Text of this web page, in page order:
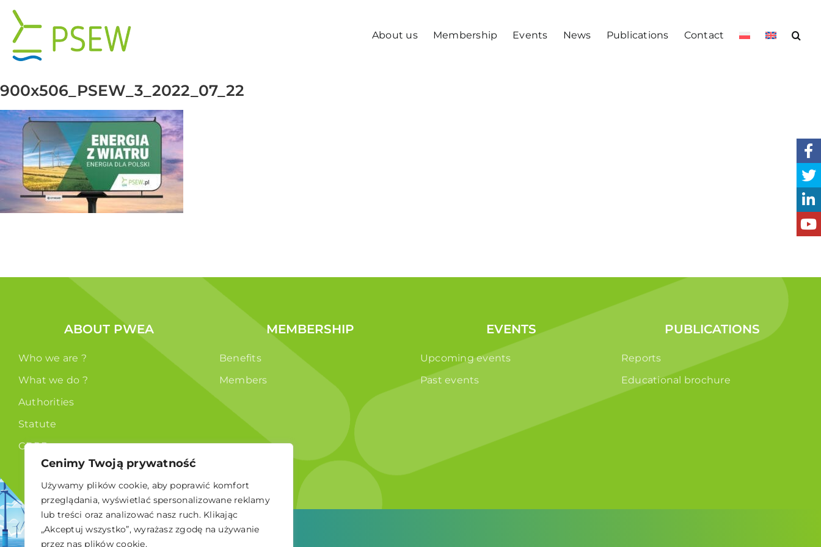
Cenimy Twoją prywatność
Używamy plików cookie, aby poprawić komfort
przeglądania, wyświetlać spersonalizowane reklamy
lub treści oraz analizować nasz ruch. Klikając
„Akceptuj wszystko”, wyrażasz zgodę na używanie
przez nas plików cookie.
Skip
content
About us Membership Events News Publications Contact
900x506_PSEW_3_2022_07_22
ABOUT PWEA
Who we are ?
What we do ?
Authorities
Statute
GDPR
MEMBERSHIP
Benefits
Members
EVENTS
Upcoming events
Past events
PUBLICATIONS
Reports
Educational brochure
© 2024 Polskie Stowarzyszenie Energetyki Wiatrowej